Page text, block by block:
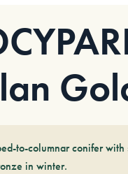
to-columnar conifer
in winter.